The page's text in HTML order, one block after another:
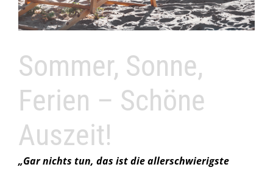
Sommer, Sonne,
Ferien – Schöne
Auszeit!
„Gar nichts tun, das ist die allerschwierigste